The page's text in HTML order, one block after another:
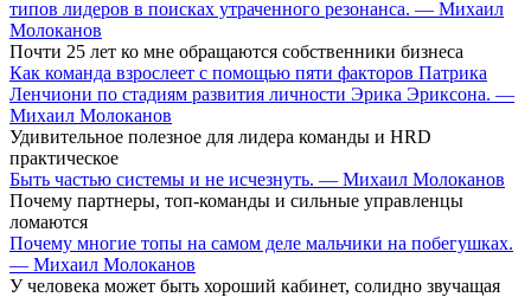
типов лидеров в поисках утраченного резонанса. — Михаил
Молоканов
Почти 25 лет ко мне обращаются собственники бизнеса
Как команда взрослеет с помощью пяти факторов Патрика
Ленчиони по стадиям развития личности Эрика Эриксона. —
Михаил Молоканов
Удивительное полезное для лидера команды и HRD
практическое
Быть частью системы и не исчезнуть. — Михаил Молоканов
Почему партнеры, топ-команды и сильные управленцы
ломаются
Почему многие топы на самом деле мальчики на побегушках.
— Михаил Молоканов
У человека может быть хороший кабинет, солидно звучащая